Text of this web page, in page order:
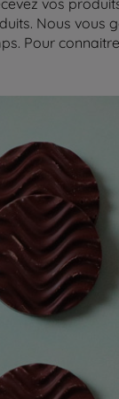
Nous vous
Pour